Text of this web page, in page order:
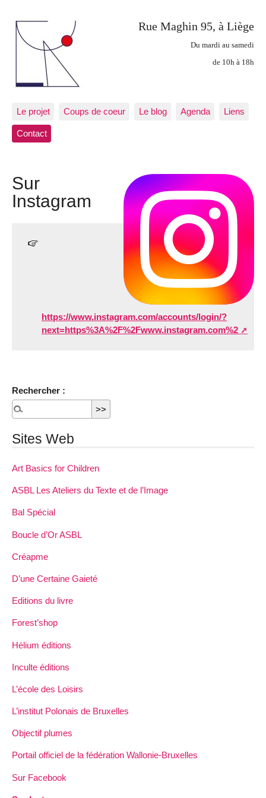
Rue Maghin 95, à Liège
Du mardi au samedi
de 10h à 18h
Le projet Coups de coeur Le blog Agenda Liens
Contact
Sur
Instagram
https://www.instagram.com/accounts/login/?
next=https%3A%2F%2Fwww.instagram.com%2
Rechercher :
Sites Web
Art Basics for Children
ASBL Les Ateliers du Texte et de l’Image
Bal Spécial
Boucle d’Or ASBL
Créapme
D’une Certaine Gaieté
Editions du livre
Forest’shop
Hélium éditions
Inculte éditions
L’école des Loisirs
L’institut Polonais de Bruxelles
Objectif plumes
Portail officiel de la fédération Wallonie-Bruxelles
Sur Facebook